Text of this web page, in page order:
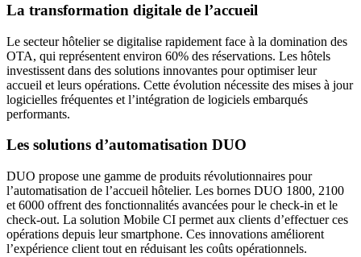
La transformation digitale de l’accueil
Le secteur hôtelier se digitalise rapidement face à la domination des
OTA, qui représentent environ 60% des réservations. Les hôtels
investissent dans des solutions innovantes pour optimiser leur
accueil et leurs opérations. Cette évolution nécessite des mises à jour
logicielles fréquentes et l’intégration de logiciels embarqués
performants.
Les solutions d’automatisation DUO
DUO propose une gamme de produits révolutionnaires pour
l’automatisation de l’accueil hôtelier. Les bornes DUO 1800, 2100
et 6000 offrent des fonctionnalités avancées pour le check-in et le
check-out. La solution Mobile CI permet aux clients d’effectuer ces
opérations depuis leur smartphone. Ces innovations améliorent
l’expérience client tout en réduisant les coûts opérationnels.